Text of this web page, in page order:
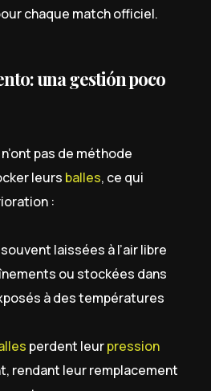
chaque match officiel.
una gestión poco
pas de méthode
leurs balles, ce qui
:
laissées à l’air libre
ou stockées dans
à des températures
perdent leurpression
rendant leur remplacement